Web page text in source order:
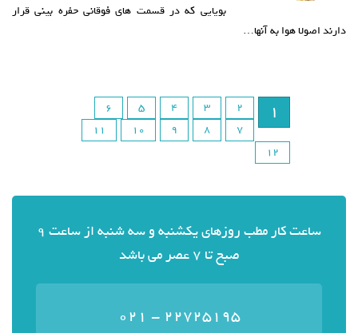
بویایی که در قسمت های فوقانی حفره بینی قرار
دارند اصولا هوا به آنها…
1
2
3
4
5
6
7
8
9
10
11
12
ساعت کار مطب روزهای یکشنبه و سه شنبه از ساعت 9
صبح تا 7 عصر می باشد
22725195 - 021